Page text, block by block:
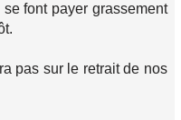
font payer grassement
pas sur le retrait de nos